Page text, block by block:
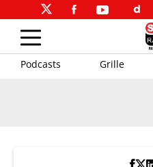
Podcasts Grille